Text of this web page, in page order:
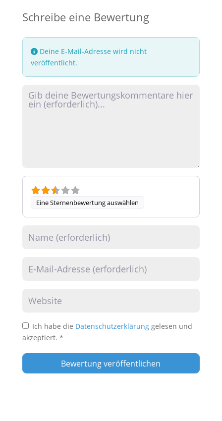
Schreibe eine Bewertung
Deine E-Mail-Adresse wird nicht
veröffentlicht.
Rezensionstext
Eine Sternenbewertung auswählen
Ich habe die Datenschutzerklärung gelesen und
akzeptiert. *